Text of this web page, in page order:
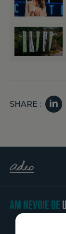
SHARE :
AM NEVOIE DE